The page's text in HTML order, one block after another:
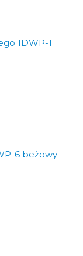
1DWP-1
6 beżowy